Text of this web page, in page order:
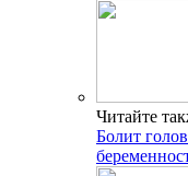
Читайте
Болит